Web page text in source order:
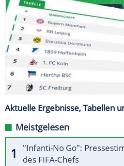
Aktuelle Ergebnisse, Tabellen
Meistgelesen
"Infanti-No Go":
des FIFA-Chefs